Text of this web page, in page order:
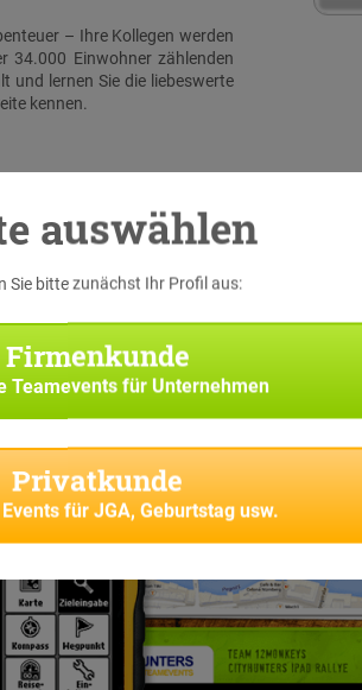
– Ihre Kollegen werden
34.000 Einwohner zählenden
und lernen Sie die liebeswerte
kennen.
auswählen
Sie bitte zunächst Ihr Profil aus:
Firmenkunde
Teamevents für Unternehmen
Privatkunde
Events für JGA, Geburtstag usw.